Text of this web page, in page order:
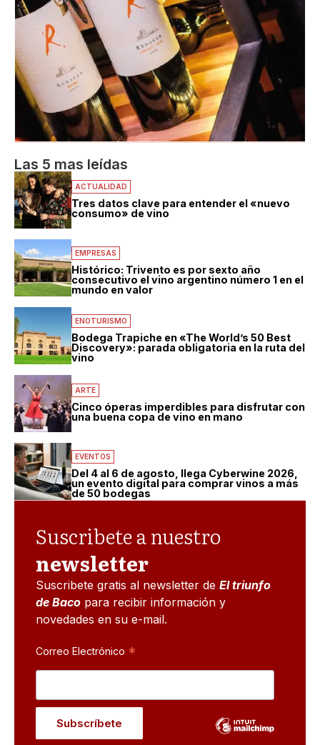
Las 5 mas leídas
ACTUALIDAD
Tres datos clave para entender el «nuevo
consumo» de vino
EMPRESAS
Histórico: Trivento es por sexto año
consecutivo el vino argentino número 1 en el
mundo en valor
ENOTURISMO
Bodega Trapiche en «The World’s 50 Best
Discovery»: parada obligatoria en la ruta del
vino
ARTE
Cinco óperas imperdibles para disfrutar con
una buena copa de vino en mano
EVENTOS
Del 4 al 6 de agosto, llega Cyberwine 2026,
un evento digital para comprar vinos a más
de 50 bodegas
Suscribete a nuestro
newsletter
Suscribete gratis al newsletter de El triunfo
de Baco para recibir información y
novedades en su e-mail.
Correo Electrónico *